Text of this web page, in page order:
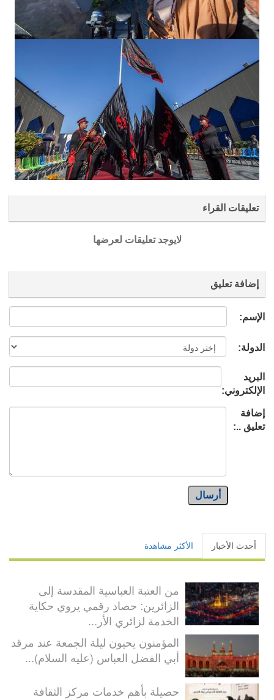
تعليقات القراء
لايوجد تعليقات لعرضها
إضافة تعليق
الإسم:
الدولة:
البريد
الإلكتروني:
إضافة
تعليق ..:
أرسال
أحدث الأخبار الأكثر مشاهدة
من العتبة العباسية المقدسة إلى
الزائرين: حصاد رقمي يروي حكاية
الخدمة لزائري الأر...
المؤمنون يحيون ليلة الجمعة عند مرقد
أبي الفضل العباس (عليه السلام)...
حصيلة بأهم خدمات مركز الثقافة